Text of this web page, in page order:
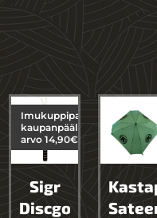
Sigr
Discgolf-
Imukuppipallo
kaupanpäälle
arvo 14,90€